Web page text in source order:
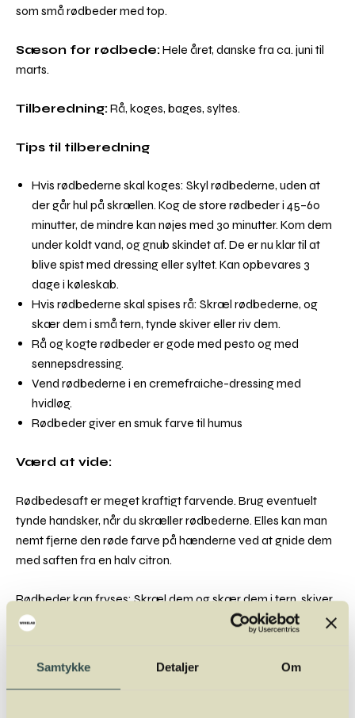
Samtykke Detaljer Om
som små rødbeder med top.
Sæson for rødbede:Hele året, danske fra ca. juni til
marts.
Tilberedning:Rå, koges, bages, syltes.
Tips til tilberedning
Hvis rødbederne skal koges: Skyl rødbederne, uden at
der går hul på skrællen. Kog de store rødbeder i 45–60
minutter, de mindre kan nøjes med 30 minutter. Kom dem
under koldt vand, og gnub skindet af. De er nu klar til at
blive spist med dressing eller syltet. Kan opbevares 3
dage i køleskab.
Hvis rødbederne skal spises rå: Skræl rødbederne, og
skær dem i små tern, tynde skiver eller riv dem.
Rå og kogte rødbeder er gode med pesto og med
sennepsdressing.
Vend rødbederne i en cremefraiche-dressing med
hvidløg.
Rødbeder giver en smuk farve til humus
Værd at vide:
Rødbedesaft er meget kraftigt farvende. Brug eventuelt
tynde handsker, når du skræller rødbederne. Elles kan man
nemt fjerne den røde farve på hænderne ved at gnide dem
med saften fra en halv citron.
Rødbeder kan fryses: Skræl dem og skær dem i tern, skiver
eller stave. Blanchere dem i letsaltet vand et par minutter.
Afkøles og fryses i fryseegnede boxe eller plastposer.
Næringsværdi pr. 100 g: